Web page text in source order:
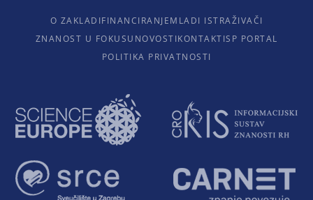
O ZAKLADIFINANCIRANJEMLADI ISTRAŽIVAČI
ZNANOST U FOKUSU NOVOSTIKONTAKTISP PORTAL
POLITIKA PRIVATNOSTI